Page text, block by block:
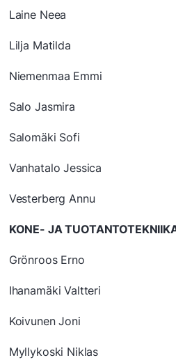
Laine Neea
Lilja Matilda
Niemenmaa Emmi
Salo Jasmira
Salomäki Sofi
Vanhatalo Jessica
Vesterberg Annu
KONE- JA
Grönroos Erno
Ihanamäki Valtteri
Koivunen Joni
Myllykoski Niklas